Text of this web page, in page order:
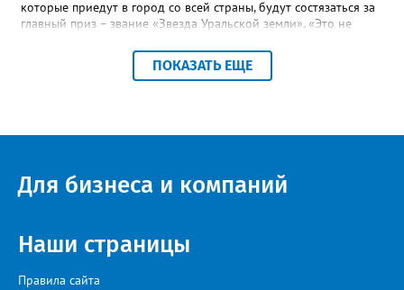
которые приедут в город со всей страны, будут состязаться за
главный приз – звание «Звезда Уральской земли». «Это не
прослушивания участников, мастер-классы от ведущих
наставников, выступления победителей прошлых лет и
Челябинской, Свердловской, Курганской, Оренбургской
идейный вдохновитель, организатор фестиваля, эстрадный
певец, победитель главного патриотического конкурса страны
искусства «Золотая лира», участник телевизионных проектов
на Первом канале, обладатель звания «Голос страны» Алексей
ПОКАЗАТЬ ЕЩЕ
Для бизнеса и компаний
Наши страницы
Правила сайта